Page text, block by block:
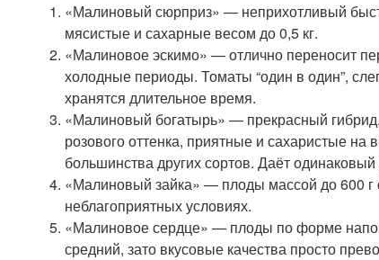
«Малиновый сюрприз» — неприхотливый
мясистые и сахарные весом до 0,5 кг.
«Малиновое эскимо» — отлично переносит
холодные периоды. Томаты “один в один”,
хранятся длительное время.
«Малиновый богатырь» — прекрасный
розового оттенка, приятные и сахаристые
большинства других сортов. Даёт
«Малиновый зайка» — плоды массой до 600 г
неблагоприятных условиях.
«Малиновое сердце» — плоды по форме
средний, зато вкусовые качества просто